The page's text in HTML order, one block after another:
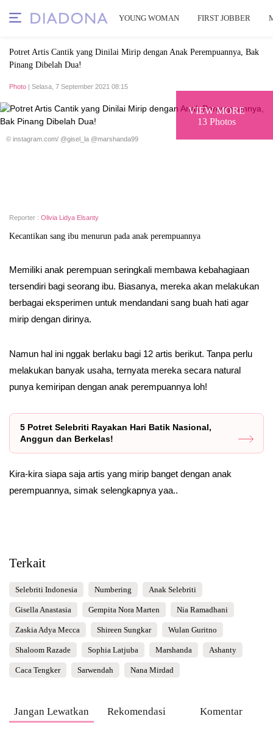
YOUNG WOMAN FIRST JOBBER
Potret Artis Cantik yang Dinilai Mirip dengan Anak Perempuannya, Bak
Pinang Dibelah Dua!
Photo | Selasa, 7 September 2021 08:15
VIEW MORE
13 Photos
© instagram.com/ @gisel_la @marshanda99
Reporter : Olivia Lidya Elsanty
Kecantikan sang ibu menurun pada anak perempuannya
Memiliki anak perempuan seringkali membawa kebahagiaan
tersendiri bagi seorang ibu. Biasanya, mereka akan melakukan
berbagai eksperimen untuk mendandani sang buah hati agar
mirip dengan dirinya.
Namun hal ini nggak berlaku bagi 12 artis berikut. Tanpa perlu
melakukan banyak usaha, ternyata mereka secara natural
punya kemiripan dengan anak perempuannya loh!
5 Potret Selebriti Rayakan Hari Batik Nasional,
Anggun dan Berkelas!
Kira-kira siapa saja artis yang mirip banget dengan anak
perempuannya, simak selengkapnya yaa..
Terkait
Selebriti Indonesia Numbering Anak Selebriti
Gisella Anastasia Gempita Nora Marten Nia Ramadhani
Zaskia Adya Mecca Shireen Sungkar Wulan Guritno
Shaloom Razade Sophia Latjuba Marshanda Ashanty
Caca Tengker Sarwendah Nana Mirdad
Jangan Lewatkan Rekomendasi Komentar